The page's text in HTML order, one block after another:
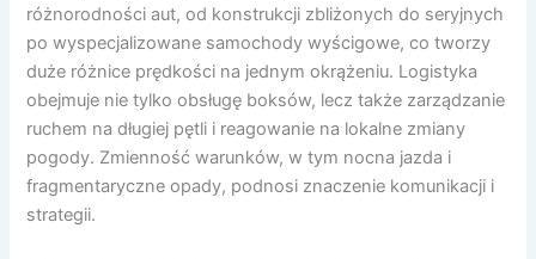
różnorodności aut, od konstrukcji zbliżonych do seryjnych
po wyspecjalizowane samochody wyścigowe, co tworzy
duże różnice prędkości na jednym okrążeniu. Logistyka
obejmuje nie tylko obsługę boksów, lecz także zarządzanie
ruchem na długiej pętli i reagowanie na lokalne zmiany
pogody. Zmienność warunków, w tym nocna jazda i
fragmentaryczne opady, podnosi znaczenie komunikacji i
strategii.